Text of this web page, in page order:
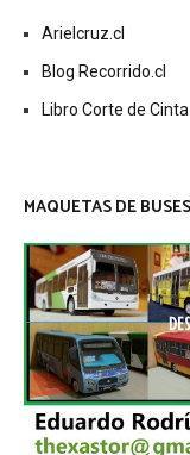
Arielcruz.cl
Blog Recorrido.cl
Libro Corte de Cinta
MAQUETAS DE